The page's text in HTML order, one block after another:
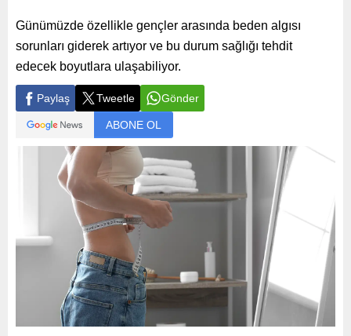
Günümüzde özellikle gençler arasında beden algısı
sorunları giderek artıyor ve bu durum sağlığı tehdit
edecek boyutlara ulaşabiliyor.
Paylaş Tweetle Gönder
ABONE OL